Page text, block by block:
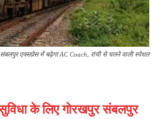
एक्सप्रेस में बढ़ेगा AC Coach, रांची से चलने वाली स्पेशल
के लिए गोरखपुर संबलपुर